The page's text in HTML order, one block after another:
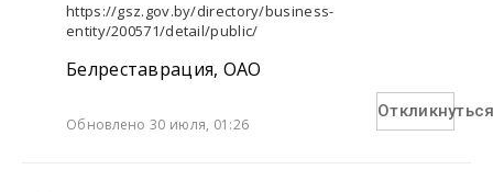
https://gsz.gov.by/directory/business-
entity/200571/detail/public/
Белреставрация, ОАО
Обновлено 30 июля, 01:26